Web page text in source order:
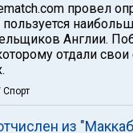
провел
пользуется
Англии.
отдали свои
Спорт
из